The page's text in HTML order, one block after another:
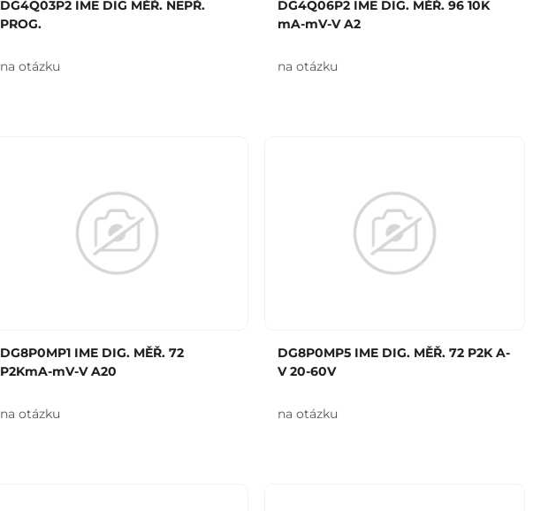
DG4Q03P2 IME DIG MĚŘ. NEPŘ.
PROG.
na otázku
DG4Q06P2 IME DIG. MĚŘ. 96 10K
mA-mV-V A2
na otázku
DG8P0MP1 IME DIG. MĚŘ. 72
P2KmA-mV-V A20
na otázku
DG8P0MP5 IME DIG. MĚŘ. 72 P2K A-
V 20-60V
na otázku